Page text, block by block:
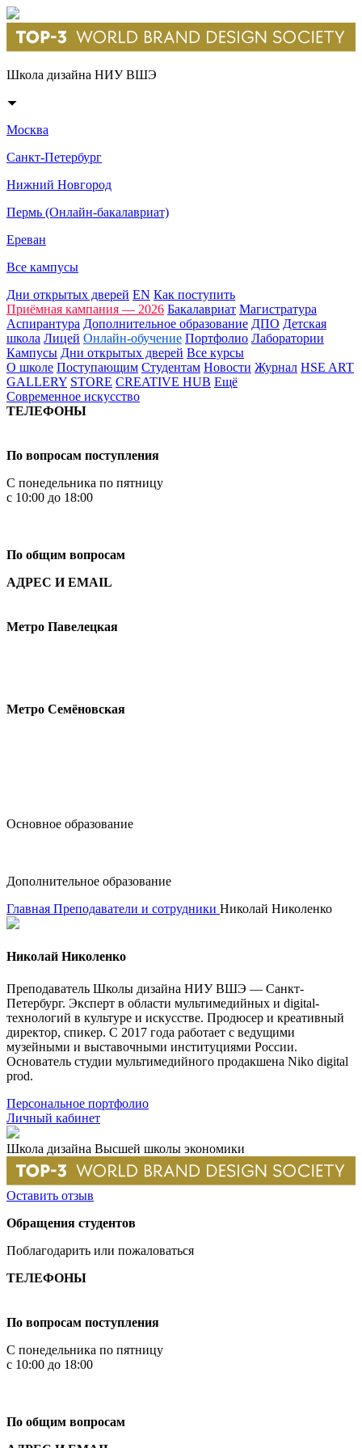
Школа дизайна НИУ ВШЭ
Москва
Санкт-Петербург
Нижний Новгород
Пермь (Онлайн-бакалавриат)
Ереван
Все кампусы
Дни открытых дверей EN Как поступить
Приёмная кампания — 2026 Бакалавриат Магистратура
Аспирантура Дополнительное образование ДПО Детская
школа Лицей Онлайн-обучение Портфолио Лаборатории
Кампусы Дни открытых дверей Все курсы
О школе Поступающим Студентам Новости Журнал HSE ART
GALLERY STORE CREATIVE HUB Ещё
Современное искусство
ТЕЛЕФОНЫ
По вопросам поступления
С понедельника по пятницу
с 10:00 до 18:00
По общим вопросам
АДРЕС И EMAIL
Метро Павелецкая
Метро Семёновская
Основное образование
Дополнительное образование
Главная Преподаватели и сотрудники Николай Николенко
Николай Николенко
Преподаватель Школы дизайна НИУ ВШЭ — Санкт-
Петербург. Эксперт в области мультимедийных и digital-
технологий в культуре и искусстве. Продюсер и креативный
директор, спикер. С 2017 года работает с ведущими
музейными и выставочными институциями России.
Основатель студии мультимедийного продакшена Niko digital
prod.
Персональное портфолио
Личный кабинет
Школа дизайна Высшей школы экономики
Оставить отзыв
Обращения студентов
Поблагодарить или пожаловаться
ТЕЛЕФОНЫ
По вопросам поступления
С понедельника по пятницу
с 10:00 до 18:00
По общим вопросам